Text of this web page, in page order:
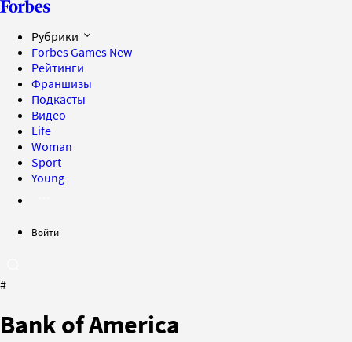
Рубрики
Forbes Games New
Рейтинги
Франшизы
Подкасты
Видео
Life
Woman
Sport
Young
Войти
#
Bank of America